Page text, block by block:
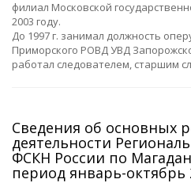
филиал Московской
2003 году.
До 1997 г. занимал должность
Приморского РОВД УВД
работал следователем, старшим
Сведения об основных
деятельности
ФСКН России по
период январь-октябрь